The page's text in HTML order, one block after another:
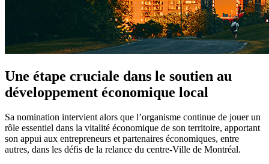
Une étape cruciale dans le soutien au
développement économique local
Sa nomination intervient alors que l’organisme continue de jouer un
rôle essentiel dans la vitalité économique de son territoire, apportant
son appui aux entrepreneurs et partenaires économiques, entre
autres, dans les défis de la relance du centre-Ville de Montréal.